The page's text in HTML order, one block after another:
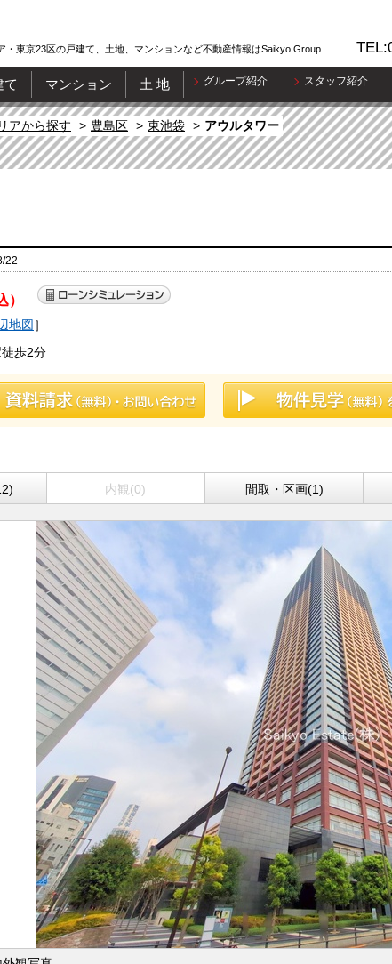
・東京23区の戸建て、土地、マンションなど不動産情報はSaikyo Group
て マンション 土 地 グループ紹介 スタッフ紹介
アから探す 豊島区 東池袋 アウルタワー
22
）
地図］
歩2分
内観(0) 間取・区画(1)